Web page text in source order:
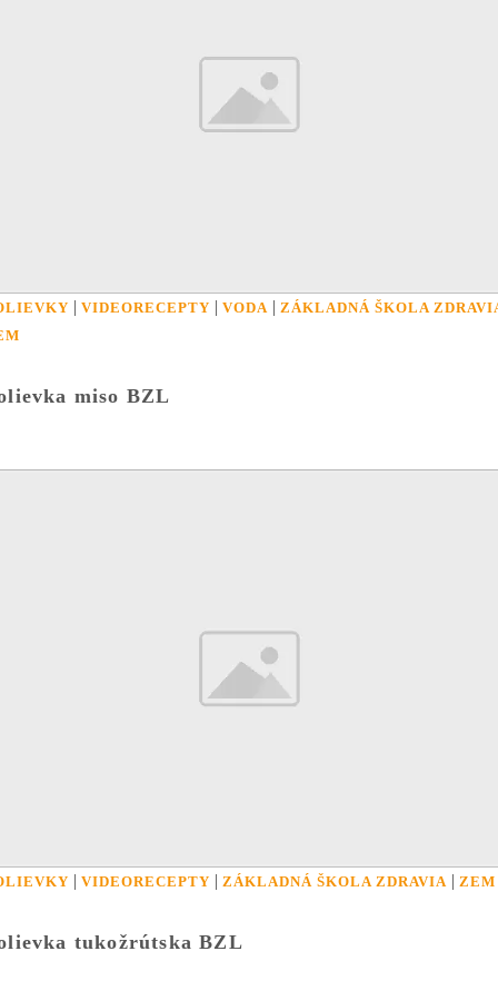
| VIDEORECEPTY | VODA | ZÁKLADNÁ ŠKOLA
miso BZL
| VIDEORECEPTY | ZÁKLADNÁ ŠKOLA ZDRAVIA | ZEM
tukožrútska BZL